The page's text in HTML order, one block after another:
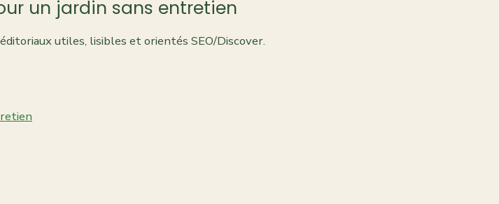
un jardin sans entretien
utiles, lisibles et orientés SEO/Discover.